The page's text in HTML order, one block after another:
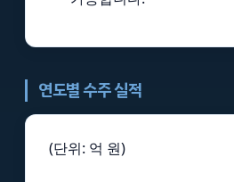
연도별 수주 실적
(단위: 억 원)